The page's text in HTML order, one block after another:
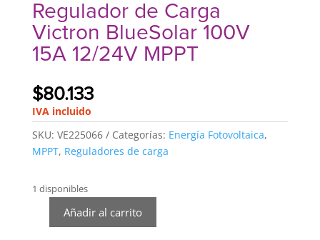
Regulador de Carga
Victron BlueSolar 100V
15A 12/24V MPPT
$80.133
IVA incluido
SKU: VE225066 Categorías: Energía Fotovoltaica,
MPPT, Reguladores de carga
1 disponibles
Regulador
Añadir al carrito